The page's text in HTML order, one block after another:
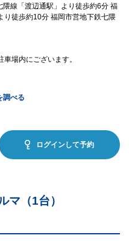
線「渡辺通駅」より徒歩約6分 福
り徒歩約10分 福岡市営地下鉄七隈
車場内にございます。
調べる
ログインして予約
マ（1台）